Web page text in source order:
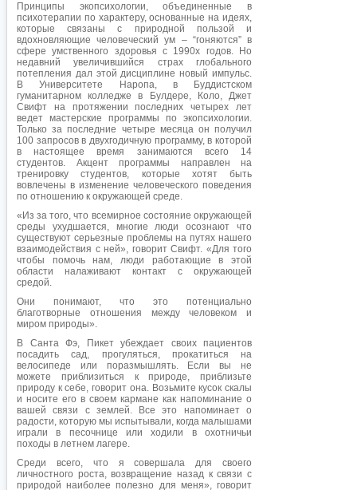
Принципы экопсихологии, объединенные в
психотерапии по характеру, основанные на идеях,
которые связаны с природной пользой и
вдохновляющие человеческий ум – “гоняются” в
сфере умственного здоровья с 1990х годов. Но
недавний увеличившийся страх глобального
потепления дал этой дисциплине новый импульс.
В Университете Наропа, в Буддистском
гуманитарном колледже в Булдере, Коло, Джет
Свифт на протяжении последних четырех лет
ведет мастерские программы по экопсихологии.
Только за последние четыре месяца он получил
100 запросов в двухгодичную программу, в которой
в настоящее время занимаются всего 14
студентов. Акцент программы направлен на
тренировку студентов, которые хотят быть
вовлечены в изменение человеческого поведения
по отношению к окружающей среде.
«Из за того, что всемирное состояние окружающей
среды ухудшается, многие люди осознают что
существуют серьезные проблемы на путях нашего
взаимодействия с ней», говорит Свифт. «Для того
чтобы помочь нам, люди работающие в этой
области налаживают контакт с окружающей
средой.
Они понимают, что это потенциально
благотворные отношения между человеком и
миром природы».
В Санта Фэ, Пикет убеждает своих пациентов
посадить сад, прогуляться, прокатиться на
велосипеде или поразмышлять. Если вы не
можете приблизиться к природе, приблизьте
природу к себе, говорит она. Возьмите кусок скалы
и носите его в своем кармане как напоминание о
вашей связи с землей. Все это напоминает о
радости, которую мы испытывали, когда малышами
играли в песочнице или ходили в охотничьи
походы в летнем лагере.
Среди всего, что я совершала для своего
личностного роста, возвращение назад к связи с
природой наиболее полезно для меня», говорит